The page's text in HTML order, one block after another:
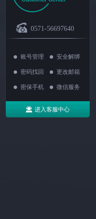
0571-56697640
账号管理 安全解绑
密码找回 更改邮箱
密保手机 微信服务
进入客服中心